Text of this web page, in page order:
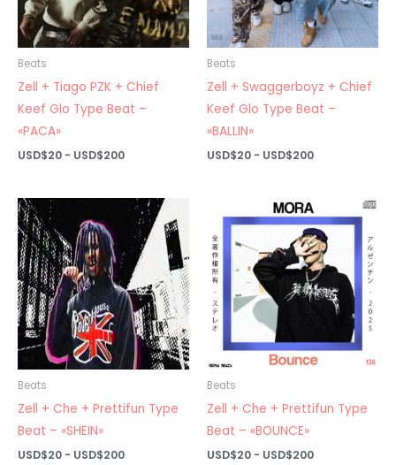
Beats
Zell + Tiago PZK + Chief
Keef Glo Type Beat –
«PACA»
USD$20 - USD$200Rango
desde
USD$20
hasta
USD$200
Beats
Zell + Swaggerboyz + Chief
Keef Glo Type Beat –
«BALLIN»
USD$20 - USD$200Rango
USD$20
hasta
USD$200
Beats
Zell + Che + Prettifun Type
Beat – «SHEIN»
USD$20 - USD$200Rango
Beats
Zell + Che + Prettifun Type
Beat – «BOUNCE»
USD$20 - USD$200Rango